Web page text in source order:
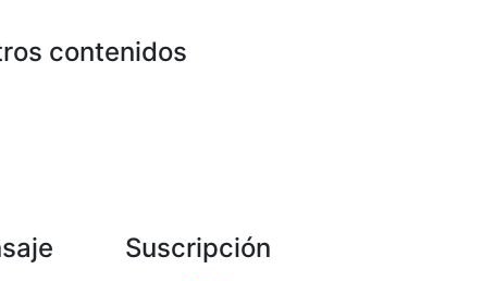
contenidos
Suscripción